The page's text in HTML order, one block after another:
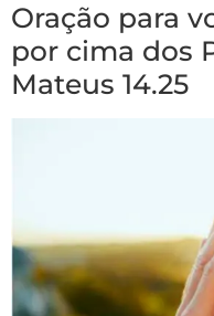
Oração para
por cima dos
Mateus 14.25